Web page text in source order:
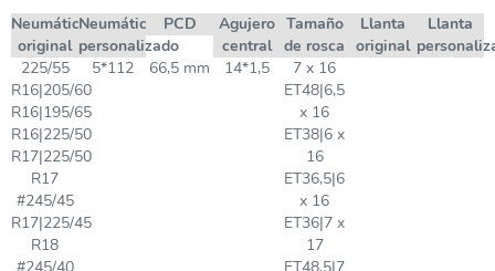
Neumático
original
Neumático
personalizado
PCD
Agujero
central
Tamaño
de rosca
Llanta
original
Llanta
225/55
R16|205/60
R16|195/65
R16|225/50
R17|225/50
R17
#245/45
R17|225/45
R18
5*112 66,5 mm 14*1,5
7 x 16
ET48|6,5
x 16
ET38|6 x
16
ET36,5|6
x 16
ET36|7 x
17